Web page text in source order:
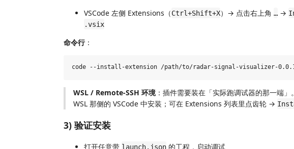
VSCode 左侧 Extensions（Ctrl+Shift+X）→ 点击右上角 … →
.vsix
命令行：
WSL / Remote-SSH 环境：插件需要装在「实际跑调试器的那一端」
WSL 那侧的 VSCode 中安装；可在 Extensions 列表里点齿轮 →
3) 验证安装
打开任意带 launch.json 的工程，启动调试